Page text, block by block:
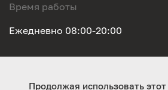
Время работы
Ежедневно 08:00-20:00
Продолжая использовать